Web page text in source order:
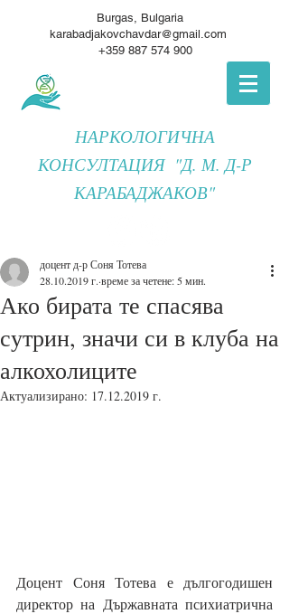
Burgas, Bulgaria
karabadjakovchavdar@gmail.com
+359 887 574 900
НАРКОЛОГИЧНА
КОНСУЛТАЦИЯ "Д. М. Д-Р
КАРАБАДЖАКОВ"
Ако бирата те спасява
сутрин, значи си в клуба на
алкохолиците
доцент д-р Соня Тотева
28.10.2019 г. време за четене: 5 мин.
Актуализирано: 17.12.2019 г.
Доцент Соня Тотева е дългогодишен
директор на Държавната психиатрична